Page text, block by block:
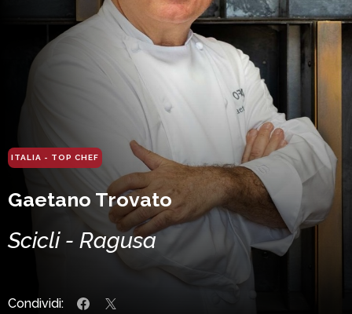
ITALIA - TOP CHEF
Gaetano Trovato
Scicli - Ragusa
Condividi: